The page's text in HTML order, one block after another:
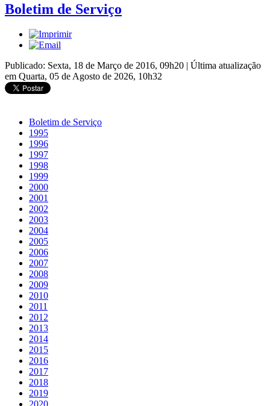
Boletim de Serviço
Publicado: Sexta, 18 de Março de 2016, 09h20 | Última atualização
em Quarta, 05 de Agosto de 2026, 10h32
Boletim de Serviço
1995
1996
1997
1998
1999
2000
2001
2002
2003
2004
2005
2006
2007
2008
2009
2010
2011
2012
2013
2014
2015
2016
2017
2018
2019